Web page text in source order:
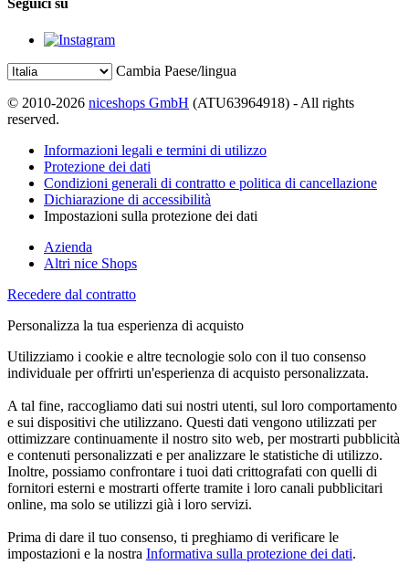
Seguici su
Cambia Paese/lingua
© 2010-2026 niceshops GmbH (ATU63964918) - All rights
reserved.
Informazioni legali e termini di utilizzo
Protezione dei dati
Condizioni generali di contratto e politica di cancellazione
Dichiarazione di accessibilità
Impostazioni sulla protezione dei dati
Azienda
Altri nice Shops
Recedere dal contratto
Personalizza la tua esperienza di acquisto
Utilizziamo i cookie e altre tecnologie solo con il tuo consenso
individuale per offrirti un'esperienza di acquisto personalizzata.
A tal fine, raccogliamo dati sui nostri utenti, sul loro comportamento
e sui dispositivi che utilizzano. Questi dati vengono utilizzati per
ottimizzare continuamente il nostro sito web, per mostrarti pubblicità
e contenuti personalizzati e per analizzare le statistiche di utilizzo.
Inoltre, possiamo confrontare i tuoi dati crittografati con quelli di
fornitori esterni e mostrarti offerte tramite i loro canali pubblicitari
online, ma solo se utilizzi già i loro servizi.
Prima di dare il tuo consenso, ti preghiamo di verificare le
impostazioni e la nostra Informativa sulla protezione dei dati.